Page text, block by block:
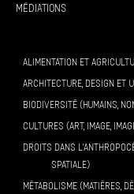
Médiations
ALIMENTATION ET
ARCHITECTURE, DESIGN ET
BIODIVERSITÉ (HUMAINS,
CULTURES (ART, IMAGE,
DROITS DANS
SPATIALE)
MÉTABOLISME (MATIÈRES,